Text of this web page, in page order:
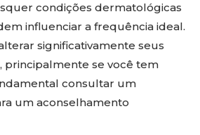
condições dermatológicas
influenciar a frequência ideal.
significativamente seus
principalmente se você tem
consultar um
um aconselhamento